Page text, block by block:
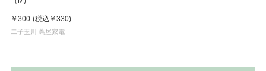
￥300 (税込 ￥330)
二子玉川 蔦屋家電